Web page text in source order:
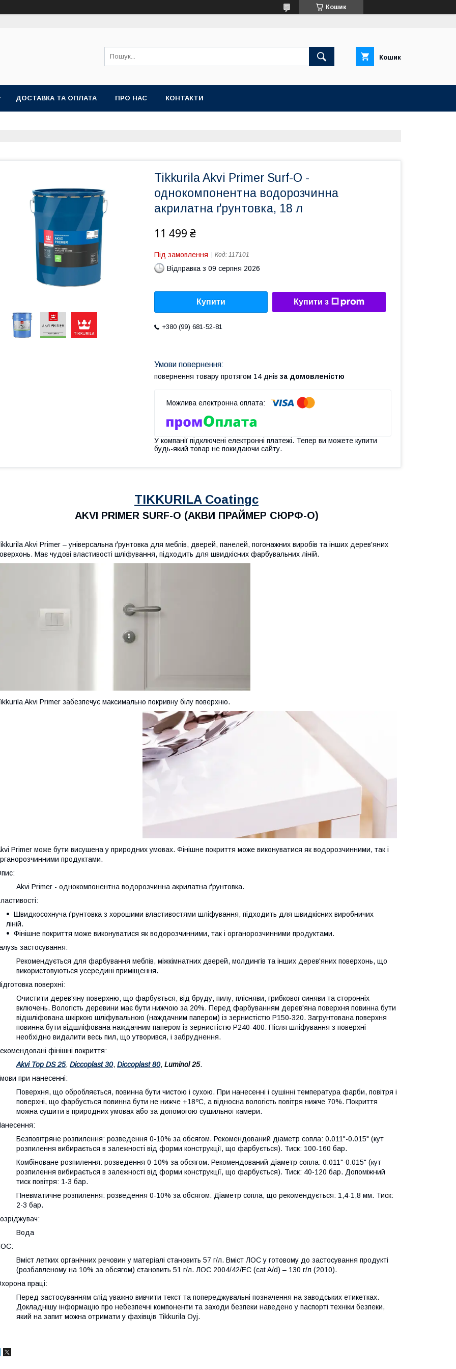
Кошик
Кошик
ДОСТАВКА ТА ОПЛАТА ПРО НАС КОНТАКТИ
Tikkurila Akvi Primer Surf-O -
однокомпонентна водорозчинна
акрилатна ґрунтовка, 18 л
11 499 ₴
Під замовлення Код: 117101
Відправка з 09 серпня 2026
Купити Купити з
+380 (99) 681-52-81
повернення товару протягом 14 днів за домовленістю
У компанії підключені електронні платежі. Тепер ви можете купити
будь-який товар не покидаючи сайту.
TIKKURILA Coatingc
AKVI PRIMER SURF-O (АКВИ ПРАЙМЕР СЮРФ-О)
Akvi Primer – універсальна ґрунтовка для меблів, дверей, панелей, погонажних виробів та інших дерев'яних
Має чудові властивості шліфування, підходить для швидкісних фарбувальних ліній.
Akvi Primer забезпечує максимально покривну білу поверхню.
Primer може бути висушена у природних умовах. Фінішне покриття може виконуватися як водорозчинними, так і
продуктами.
Akvi Primer - однокомпонентна водорозчинна акрилатна ґрунтовка.
Швидкосохнуча ґрунтовка з хорошими властивостями шліфування, підходить для швидкісних виробничих
ліній.
Фінішне покриття може виконуватися як водорозчинними, так і органорозчинними продуктами.
застосування:
Рекомендується для фарбування меблів, міжкімнатних дверей, молдингів та інших дерев'яних поверхонь, що
використовуються усередині приміщення.
поверхні:
Очистити дерев'яну поверхню, що фарбується, від бруду, пилу, плісняви, грибкової синяви та сторонніх
включень. Вологість деревини має бути нижчою за 20%. Перед фарбуванням дерев'яна поверхня повинна бути
відшліфована шкіркою шліфувальною (наждачним папером) із зернистістю P150-320. Загрунтована поверхня
повинна бути відшліфована наждачним папером із зернистістю P240-400. Після шліфування з поверхні
необхідно видалити весь пил, що утворився, і забруднення.
фінішні покриття:
Akvi Top DS 25, Diccoplast 30, Diccoplast 80, Luminol 25.
при нанесенні:
Поверхня, що обробляється, повинна бути чистою і сухою. При нанесенні і сушінні температура фарби, повітря і
поверхні, що фарбується повинна бути не нижче +18ºС, а відносна вологість повітря нижче 70%. Покриття
можна сушити в природних умовах або за допомогою сушильної камери.
Безповітряне розпилення: розведення 0-10% за обсягом. Рекомендований діаметр сопла: 0.011"-0.015" (кут
розпилення вибирається в залежності від форми конструкції, що фарбується). Тиск: 100-160 бар.
Комбіноване розпилення: розведення 0-10% за обсягом. Рекомендований діаметр сопла: 0.011"-0.015" (кут
розпилення вибирається в залежності від форми конструкції, що фарбується). Тиск: 40-120 бар. Допоміжний
тиск повітря: 1-3 бар.
Пневматичне розпилення: розведення 0-10% за обсягом. Діаметр сопла, що рекомендується: 1,4-1,8 мм. Тиск:
2-3 бар.
Вода
Вміст летких органічних речовин у матеріалі становить 57 г/л. Вміст ЛОС у готовому до застосування продукті
(розбавленому на 10% за обсягом) становить 51 г/л. ЛОС 2004/42/EC (cat A/d) – 130 г/л (2010).
праці:
Перед застосуванням слід уважно вивчити текст та попереджувальні позначення на заводських етикетках.
Докладнішу інформацію про небезпечні компоненти та заходи безпеки наведено у паспорті техніки безпеки,
який на запит можна отримати у фахівців Tikkurila Oyj.